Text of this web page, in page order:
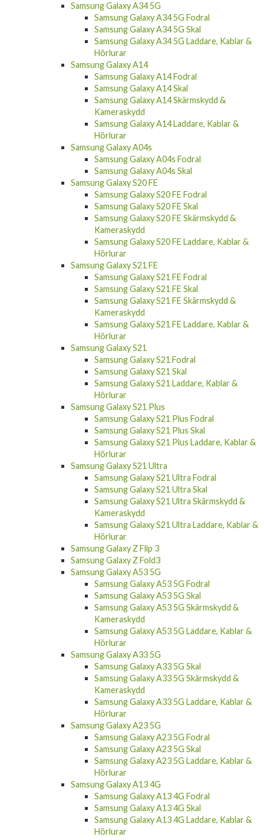
Samsung Galaxy A34 5G Fodral
Samsung Galaxy A34 5G Skal
Samsung Galaxy A34 5G Laddare, Kablar &
Hörlurar
Samsung Galaxy A14
Samsung Galaxy A14 Fodral
Samsung Galaxy A14 Skal
Samsung Galaxy A14 Skärmskydd &
Kameraskydd
Samsung Galaxy A14 Laddare, Kablar &
Hörlurar
Samsung Galaxy A04s
Samsung Galaxy A04s Fodral
Samsung Galaxy A04s Skal
Samsung Galaxy S20 FE
Samsung Galaxy S20 FE Fodral
Samsung Galaxy S20 FE Skal
Samsung Galaxy S20 FE Skärmskydd &
Kameraskydd
Samsung Galaxy S20 FE Laddare, Kablar &
Hörlurar
Samsung Galaxy S21 FE
Samsung Galaxy S21 FE Fodral
Samsung Galaxy S21 FE Skal
Samsung Galaxy S21 FE Skärmskydd &
Kameraskydd
Samsung Galaxy S21 FE Laddare, Kablar &
Hörlurar
Samsung Galaxy S21
Samsung Galaxy S21 Fodral
Samsung Galaxy S21 Skal
Samsung Galaxy S21 Laddare, Kablar &
Hörlurar
Samsung Galaxy S21 Plus
Samsung Galaxy S21 Plus Fodral
Samsung Galaxy S21 Plus Skal
Samsung Galaxy S21 Plus Laddare, Kablar &
Hörlurar
Samsung Galaxy S21 Ultra
Samsung Galaxy S21 Ultra Fodral
Samsung Galaxy S21 Ultra Skal
Samsung Galaxy S21 Ultra Skärmskydd &
Kameraskydd
Samsung Galaxy S21 Ultra Laddare, Kablar &
Hörlurar
Samsung Galaxy Z Flip 3
Samsung Galaxy Z Fold3
Samsung Galaxy A53 5G
Samsung Galaxy A53 5G Fodral
Samsung Galaxy A53 5G Skal
Samsung Galaxy A53 5G Skärmskydd &
Kameraskydd
Samsung Galaxy A53 5G Laddare, Kablar &
Hörlurar
Samsung Galaxy A33 5G
Samsung Galaxy A33 5G Skal
Samsung Galaxy A33 5G Skärmskydd &
Kameraskydd
Samsung Galaxy A33 5G Laddare, Kablar &
Hörlurar
Samsung Galaxy A23 5G
Samsung Galaxy A23 5G Fodral
Samsung Galaxy A23 5G Skal
Samsung Galaxy A23 5G Laddare, Kablar &
Hörlurar
Samsung Galaxy A13 4G
Samsung Galaxy A13 4G Fodral
Samsung Galaxy A13 4G Skal
Samsung Galaxy A13 4G Laddare, Kablar &
Hörlurar
Samsung Galaxy S20